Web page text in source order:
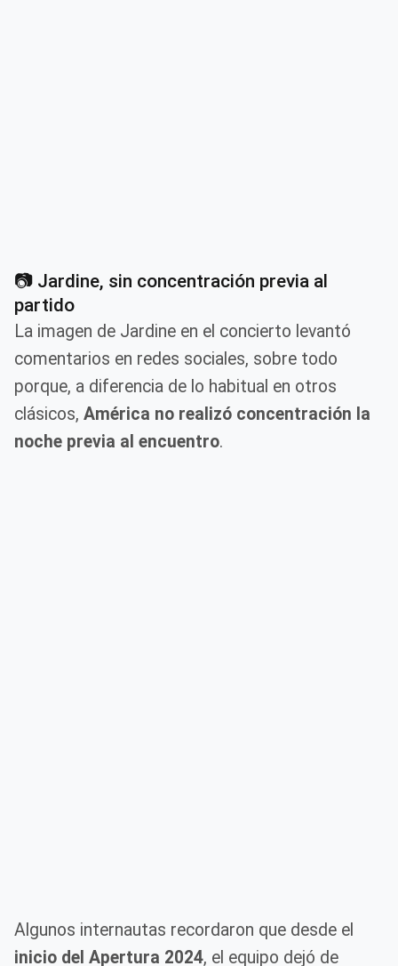
📷 Jardine, sin concentración previa al
partido
La imagen de Jardine en el concierto levantó
comentarios en redes sociales, sobre todo
porque, a diferencia de lo habitual en otros
clásicos, América no realizó concentración la
noche previa al encuentro.
Algunos internautas recordaron que desde el
inicio del Apertura 2024, el equipo dejó de